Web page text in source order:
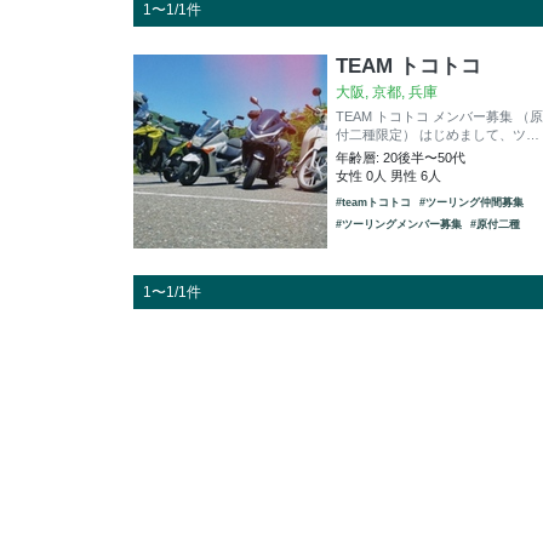
1〜1/1件
TEAM トコトコ
大阪, 京都, 兵庫
TEAM トコトコ メンバー募集 （原
付二種限定） はじめまして、ツ…
年齢層: 20後半〜50代
女性 0人 男性 6人
#teamトコトコ
#ツーリング仲間募集
#ツーリングメンバー募集
#原付二種
1〜1/1件